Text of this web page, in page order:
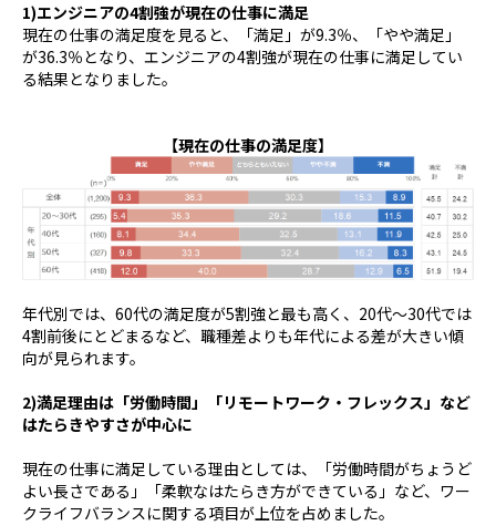
1)エンジニアの4割強が現在の仕事に満足
現在の仕事の満足度を見ると、「満足」が9.3％、「やや満足」
が36.3％となり、エンジニアの4割強が現在の仕事に満足してい
る結果となりました。
【現在の仕事の満足度】
年代別では、 60代の満足度が5割強と最も高く、 20代～30代では
4割前後にとどまるなど、職種差よりも年代による差が大きい傾
向が見られます。
2)満足理由は「労働時間」「リモートワーク・フレックス」など
はたらきやすさが中心に
現在の仕事に満足している理由としては、「労働時間がちょうど
よい長さである」「柔軟なはたらき方ができている」など、ワー
クライフバランスに関する項目が上位を占めました。